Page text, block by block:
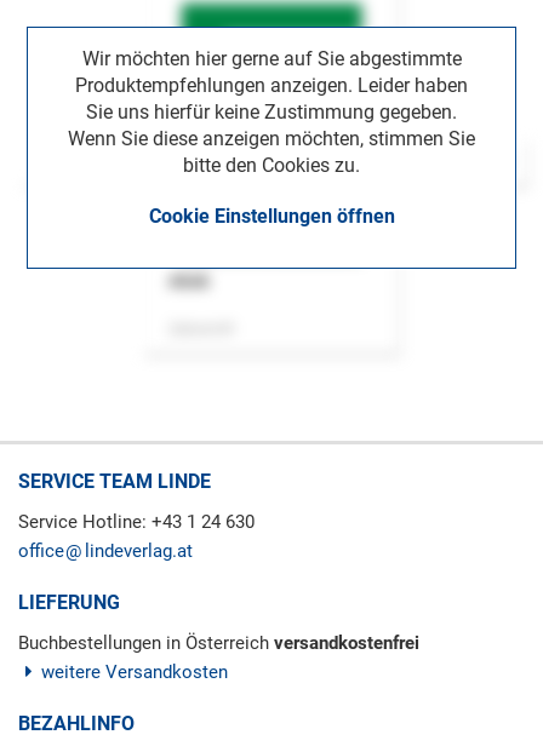
Wir möchten hier gerne auf Sie abgestimmte
Produktempfehlungen anzeigen. Leider haben
Sie uns hierfür keine Zustimmung gegeben.
Wenn Sie diese anzeigen möchten, stimmen Sie
bitte den Cookies zu.
Cookie Einstellungen öffnen
SERVICE TEAM LINDE
Service Hotline: +43 1 24 630
office
lindeverlag.at
LIEFERUNG
Buchbestellungen in Österreich versandkostenfrei
weitere Versandkosten
BEZAHLINFO